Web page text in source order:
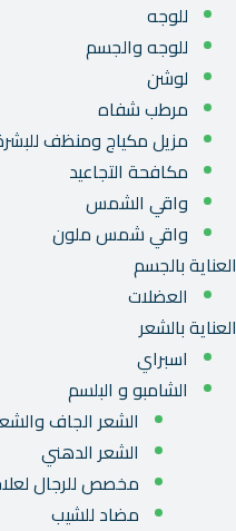
للوجه
للوجه والجسم
لوشن
مرطب شفاه
مزيل مكياج ومنظف
مكافحة التجاعيد
واقي الشمس
واقي شمس ملون
العناية بالجسم
العضلات
العناية بالشعر
اسبراي
الشامبو و البلسم
الشعر الجاف
الشعر الدهني
مخصص للرجال
مضاد للشيب